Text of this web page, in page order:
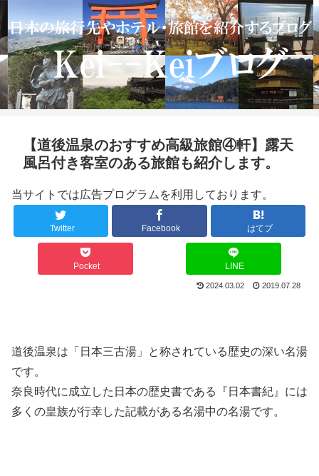
【道後温泉のおすすめ高級旅館④軒】露天
風呂付き客室のある旅館も紹介します。
当サイトでは広告プログラムを利用しております。
Twitter Facebook はてブ
Pocket LINE
2024.03.02 2019.07.28
道後温泉は「日本三古湯」と称されている歴史の深い名湯
です。
奈良時代に成立した日本の歴史書である『日本書紀』には
多くの皇族が行幸した記載がある名湯中の名湯です。